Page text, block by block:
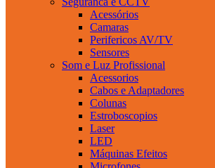
Acessórios
Camaras
Perifericos AV/TV
Sensores
Som e Luz Profissional
Acessorios
Cabos e Adaptadores
Colunas
Estroboscopios
Laser
LED
Máquinas Efeitos